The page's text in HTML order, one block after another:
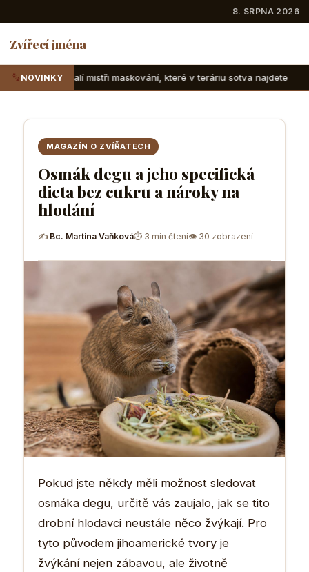
8. SRPNA 2026
Zvířecí jména
NOVINKY
maskování, které v teráriu sotva najdete
MAGAZÍN O ZVÍŘATECH
Osmák degu a jeho specifická
dieta bez cukru a nároky na
hlodání
✍ Bc. Martina Vaňková⏱ 3 min čtení👁 30 zobrazení
Pokud jste někdy měli možnost sledovat
osmáka degu, určitě vás zaujalo, jak se tito
drobní hlodavci neustále něco žvýkají. Pro
tyto původem jihoamerické tvory je
žvýkání nejen zábavou, ale životně